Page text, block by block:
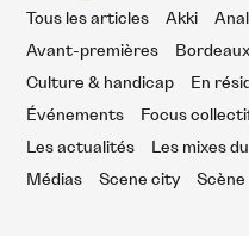
Tous les articles Akki
Avant-premières
Culture & handicap
En
Événements
Focus
Les actualités
Les mixes
Médias
Scene city Scène